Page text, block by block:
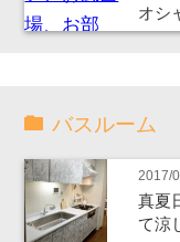
オシ
バスルーム
2017/
真夏
て涼